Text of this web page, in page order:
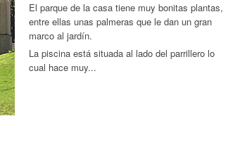
El parque de la casa tiene muy bonitas plantas,
entre ellas unas palmeras que le dan un gran
marco al jardín.
La piscina está situada al lado del parrillero lo
cual hace muy...